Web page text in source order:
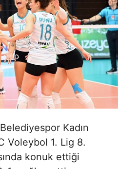
Kadın
Voleybol 1. Lig 8.
konuk ettiği